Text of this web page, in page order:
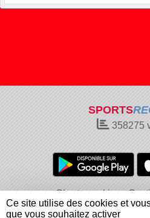
SPORTS
358275
Charte cookies
Informations légales
Ce site utilise des cookies et
que vous souhaitez activer